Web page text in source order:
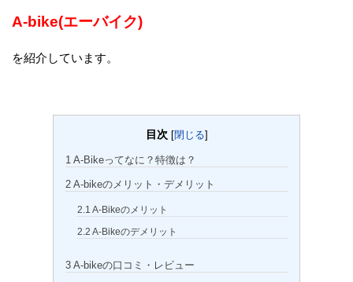
A-bike(エーバイク)
を紹介しています。
目次 [閉じる]
1 A-Bikeってなに？特徴は？
2 A-bikeのメリット・デメリット
2.1 A-Bikeのメリット
2.2 A-Bikeのデメリット
3 A-bikeの口コミ・レビュー